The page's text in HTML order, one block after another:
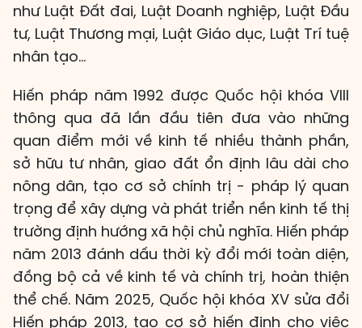
như Luật Đất đai, Luật Doanh nghiệp, Luật Đầu
tư, Luật Thương mại, Luật Giáo dục, Luật Trí tuệ
nhân tạo…
Hiến pháp năm 1992 được Quốc hội khóa VIII
thông qua đã lần đầu tiên đưa vào những
quan điểm mới về kinh tế nhiều thành phần,
sở hữu tư nhân, giao đất ổn định lâu dài cho
nông dân, tạo cơ sở chính trị - pháp lý quan
trọng để xây dựng và phát triển nền kinh tế thị
trường định hướng xã hội chủ nghĩa. Hiến pháp
năm 2013 đánh dấu thời kỳ đổi mới toàn diện,
đồng bộ cả về kinh tế và chính trị, hoàn thiện
thể chế. Năm 2025, Quốc hội khóa XV sửa đổi
Hiến pháp 2013, tạo cơ sở hiến định cho việc